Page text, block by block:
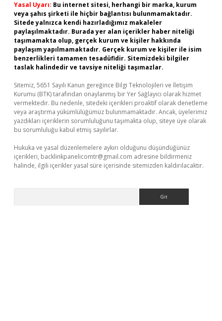
Yasal Uyarı: Bu internet sitesi, herhangi bir marka, kurum
veya şahıs şirketi ile hiçbir bağlantısı bulunmamaktadır.
Sitede yalnızca kendi hazırladığımız makaleler
paylaşılmaktadır. Burada yer alan içerikler haber niteliği
taşımamakta olup, gerçek kurum ve kişiler hakkında
paylaşım yapılmamaktadır. Gerçek kurum ve kişiler ile isim
benzerlikleri tamamen tesadüfidir. Sitemizdeki bilgiler
taslak halindedir ve tavsiye niteliği taşımazlar.
Sitemiz, 5651 Sayılı Kanun gereğince Bilgi Teknolojileri ve İletişim
Kurumu (BTK) tarafından onaylanmış bir Yer Sağlayıcı olarak hizmet
vermektedir. Bu nedenle, sitedeki içerikleri proaktif olarak denetleme
veya araştırma yükümlülüğümüz bulunmamaktadır. Ancak, üyelerimiz
yazdıkları içeriklerin sorumluluğunu taşımakta olup, siteye üye olarak
bu sorumluluğu kabul etmiş sayılırlar.
Hukuka ve yasal düzenlemelere aykırı olduğunu düşündüğünüz
içerikleri, backlinkpanelicomtr@gmail.com adresine bildirmeniz
halinde, ilgili içerikler yasal süre içerisinde sitemizden kaldırılacaktır.